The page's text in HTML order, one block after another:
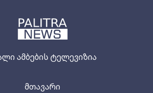
ამბების ტელევიზია
მთავარი